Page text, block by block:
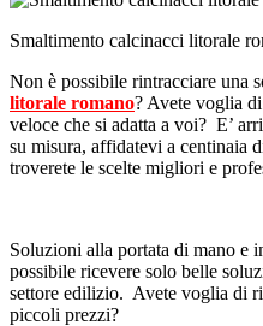
Smaltimento calcinacci litorale
Non è possibile rintracciare una
litorale romano? Avete voglia
veloce che si adatta a voi? E’
su misura, affidatevi a centinaia
troverete le scelte migliori e
Soluzioni alla portata di mano e
possibile ricevere solo belle
settore edilizio. Avete voglia di
piccoli prezzi?